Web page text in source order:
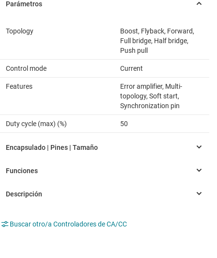
Topology
Boost, Flyback, Forward,
Full bridge, Half bridge,
Push pull
Control mode Current
Features
Error amplifier, Multi-
topology, Soft start,
Synchronization pin
Duty cycle (max) (%) 50
Buscar otro/a Controladores de CA/CC